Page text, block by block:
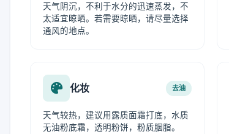
天气阴沉，不利于水分的迅速蒸发，不
太适宜晾晒。若需要晾晒，请尽量选择
通风的地点。
化妆 去油
天气较热，建议用露质面霜打底，水质
无油粉底霜，透明粉饼，粉质胭脂。